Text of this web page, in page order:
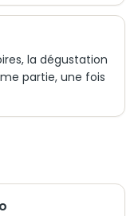
la dégustation
partie, une fois